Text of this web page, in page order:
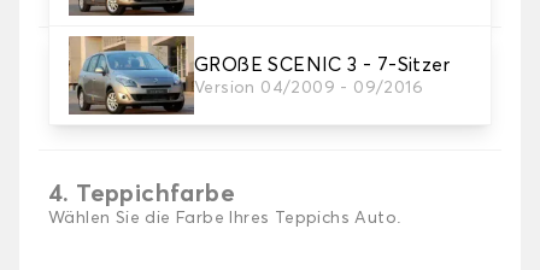
GROßE SCENIC 3 - 7-Sitzer
Version 04/2009 - 09/2016
3. Set-Auswahl
Wählen Sie die Anzahl der Automatten, die Sie
benötigen.
4. Teppichfarbe
Wählen Sie die Farbe Ihres Teppichs Auto.